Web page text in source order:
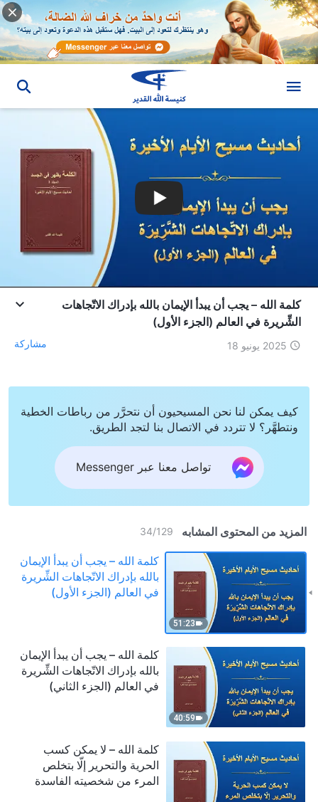
كلمة الله – يجب أن يبدأ الإيمان بالله بإدراك الاتّجاهات
الشِّريرة في العالم (الجزء الأول)
2025 يونيو 18 مشاركة
كيف يمكن لنا نحن المسيحيون أن نتحرَّر من رباطات الخطية
ونتطهَّر؟ لا تتردد في الاتصال بنا لتجد الطريق.
تواصل معنا عبر Messenger
المزيد من المحتوى المشابه 34/129
51:23
كلمة الله – يجب أن يبدأ الإيمان
بالله بإدراك الاتّجاهات الشِّريرة
في العالم (الجزء الأول)
40:59
كلمة الله – يجب أن يبدأ الإيمان
بالله بإدراك الاتّجاهات الشِّريرة
في العالم (الجزء الثاني)
كلمة الله – لا يمكن كسب
الحرية والتحرير إلّا بتخلص
المرء من شخصيته الفاسدة